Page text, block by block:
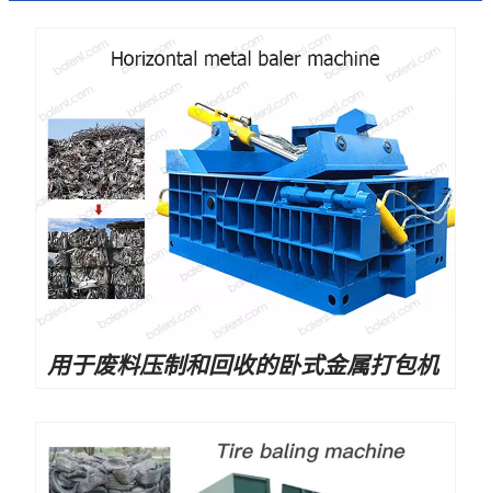
用于废料压制和回收的卧式金属打包机